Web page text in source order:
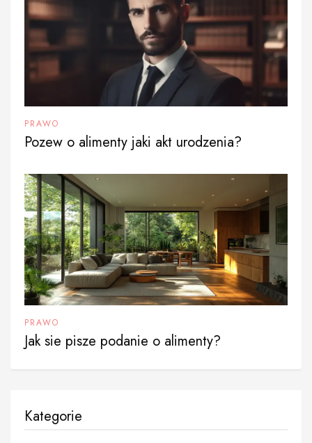
PRAWO
Pozew o alimenty jaki akt urodzenia?
PRAWO
Jak sie pisze podanie o alimenty?
Kategorie